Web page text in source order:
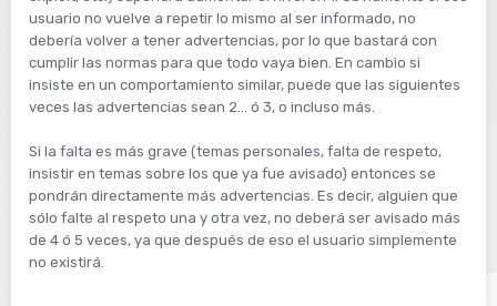
usuario no vuelve a repetir lo mismo al ser informado, no
debería volver a tener advertencias, por lo que bastará con
cumplir las normas para que todo vaya bien. En cambio si
insiste en un comportamiento similar, puede que las siguientes
veces las advertencias sean 2... ó 3, o incluso más.
Si la falta es más grave (temas personales, falta de respeto,
insistir en temas sobre los que ya fue avisado) entonces se
pondrán directamente más advertencias. Es decir, alguien que
sólo falte al respeto una y otra vez, no deberá ser avisado más
de 4 ó 5 veces, ya que después de eso el usuario simplemente
no existirá.